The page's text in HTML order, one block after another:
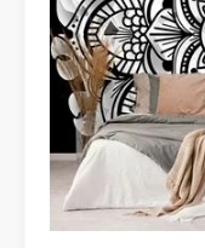
Ekologické a
Použitá
zajišťuje
Použité barvy
bezpečnosti a
GOLD. Naše
lepidlo je